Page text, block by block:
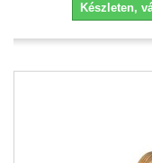
Készleten,